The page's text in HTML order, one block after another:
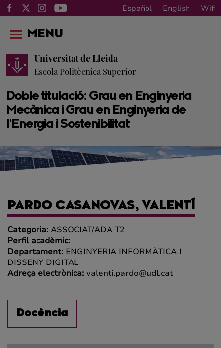
Español English Wifi
Doble titulació: Grau en Enginyeria
Mecànica i Grau en Enginyeria de
l'Energia i Sostenibilitat
Universitat de Lleida
Escola Politècnica Superior
MENU
PARDO CASANOVAS, VALENTÍ
Categoria: ASSOCIAT/ADA T2
Perfil acadèmic:
Departament: ENGINYERIA INFORMÀTICA I
DISSENY DIGITAL
Adreça electrònica: valenti.pardo@udl.cat
Docència